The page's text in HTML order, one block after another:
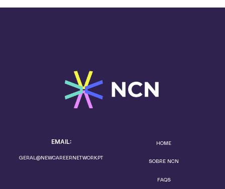
EMAIL:
GERAL@NEWCAREERNETWORK.PT
HOME
SOBRE NCN
FAQS